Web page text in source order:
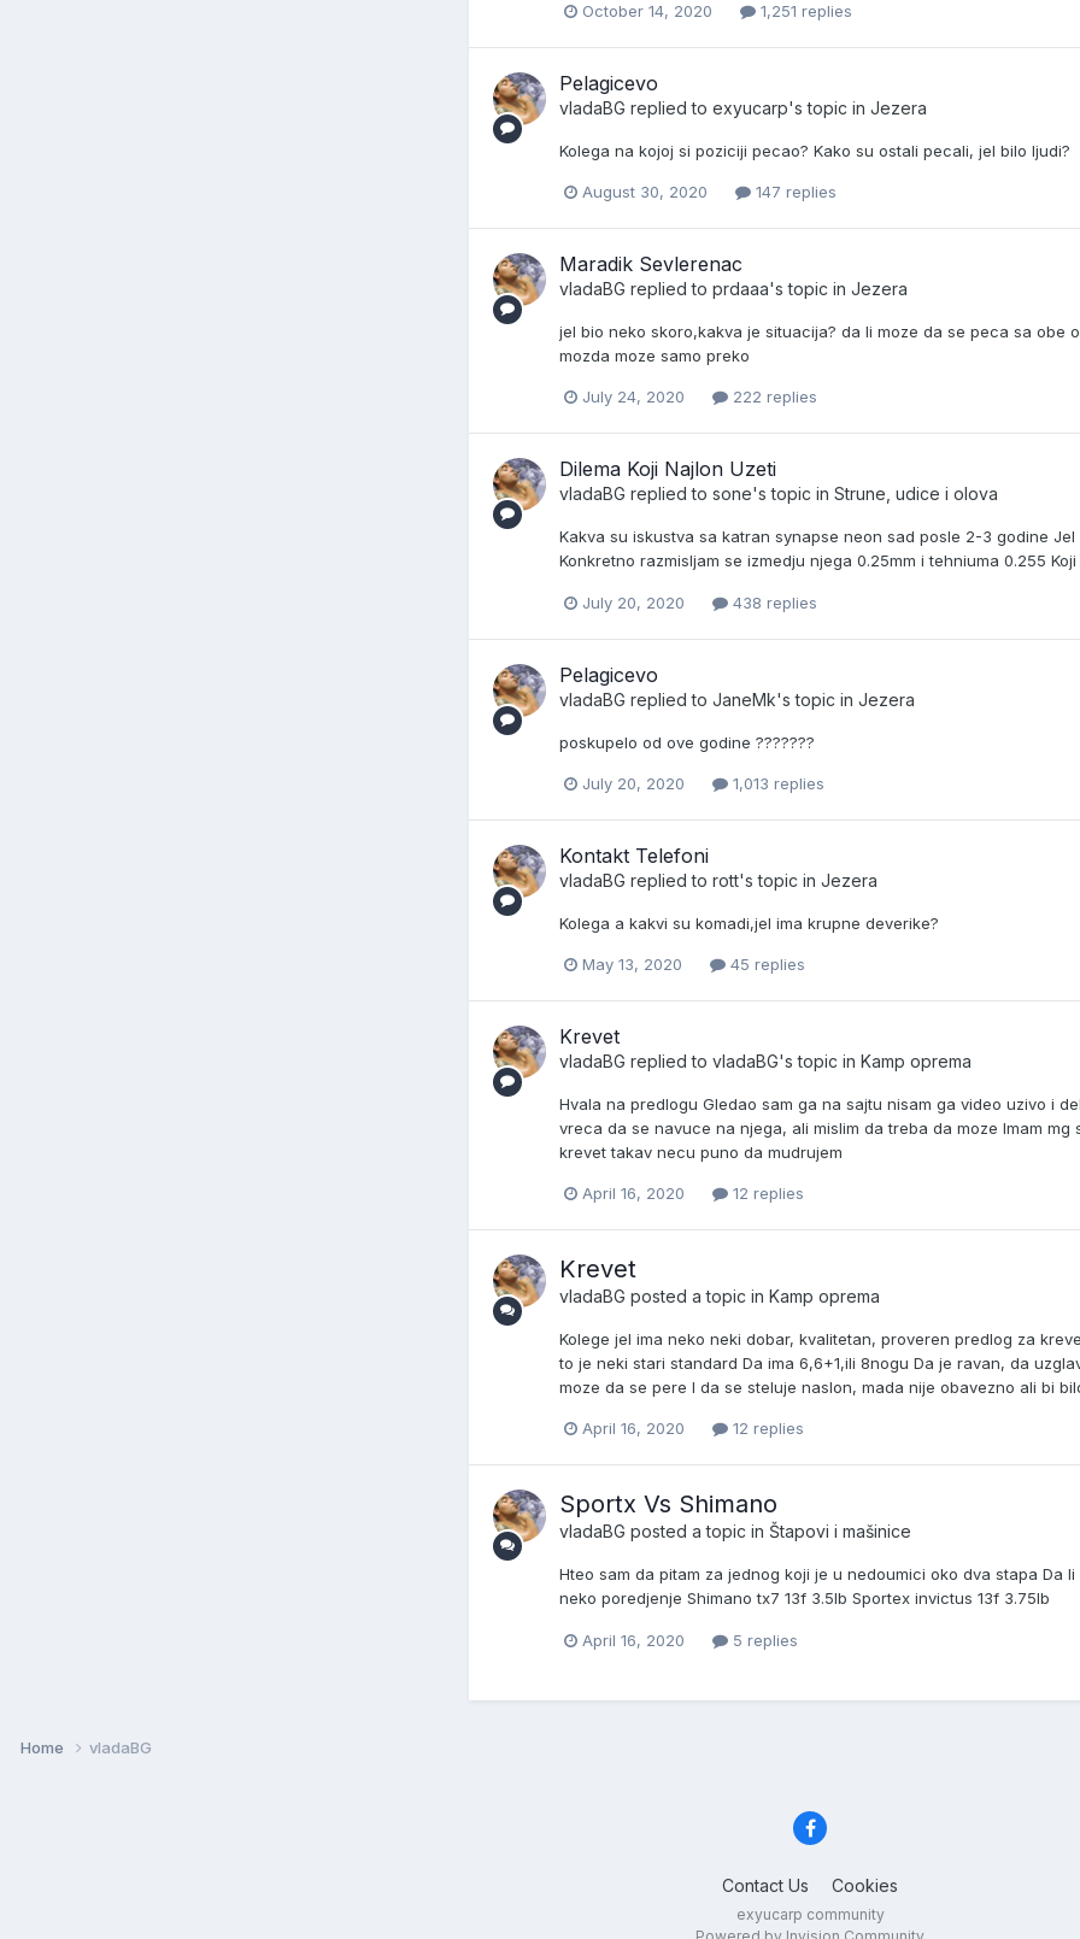
October 14, 2020 1,251 replies
Pelagicevo
vladaBG replied to exyucarp's topic in Jezera
Kolega na kojoj si poziciji pecao? Kako su ostali pecali, jel bilo ljudi?
August 30, 2020 147 replies
Maradik Sevlerenac
vladaBG replied to prdaaa's topic in Jezera
jel bio neko skoro,kakva je situacija? da li moze da se peca sa obe
mozda moze samo preko
July 24, 2020 222 replies
Dilema Koji Najlon Uzeti
vladaBG replied to sone's topic in Strune, udice i olova
Kakva su iskustva sa katran synapse neon sad posle 2-3 godine
Konkretno razmisljam se izmedju njega 0.25mm i tehniuma 0.255
July 20, 2020 438 replies
Pelagicevo
vladaBG replied to JaneMk's topic in Jezera
poskupelo od ove godine ???????
July 20, 2020 1,013 replies
Kontakt Telefoni
vladaBG replied to rott's topic in Jezera
Kolega a kakvi su komadi,jel ima krupne deverike?
May 13, 2020 45 replies
Krevet
vladaBG replied to vladaBG's topic in Kamp oprema
Hvala na predlogu Gledao sam ga na sajtu nisam ga video uzivo i
vreca da se navuce na njega, ali mislim da treba da moze Imam
krevet takav necu puno da mudrujem
April 16, 2020 12 replies
Krevet
vladaBG posted a topic in Kamp oprema
Kolege jel ima neko neki dobar, kvalitetan, proveren predlog za
to je neki stari standard Da ima 6,6+1,ili 8nogu Da je ravan, da
moze da se pere I da se steluje naslon, mada nije obavezno ali bi
April 16, 2020 12 replies
Sportx Vs Shimano
vladaBG posted a topic in Štapovi i mašinice
Hteo sam da pitam za jednog koji je u nedoumici oko dva stapa
neko poredjenje Shimano tx7 13f 3.5lb Sportex invictus 13f 3.75lb
April 16, 2020 5 replies
Home vladaBG
Contact Us Cookies
exyucarp community